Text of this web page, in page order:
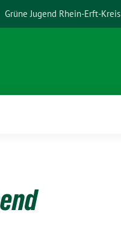
Grüne Jugend Rhein-Erft-Kreis